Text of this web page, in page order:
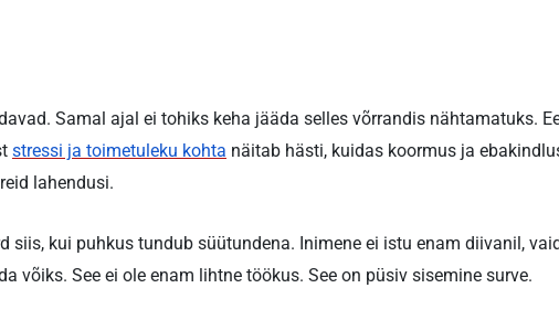
Samal ajal ei tohiks keha jääda selles võrrandis nähtamatuks.
stressi ja toimetuleku kohta näitab hästi, kuidas koormus ja
lahendusi.
siis, kui puhkus tundub süütundena. Inimene ei istu enam diivanil,
võiks. See ei ole enam lihtne töökus. See on püsiv sisemine surve.